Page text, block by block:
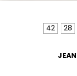
42 28